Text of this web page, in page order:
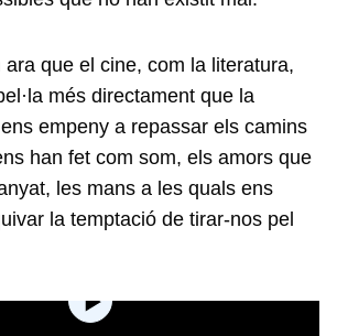
ara que el cine, com la literatura,
més directament que la
empeny a repassar els camins
han fet com som, els amors que
les mans a les quals ens
la temptació de tirar-nos pel